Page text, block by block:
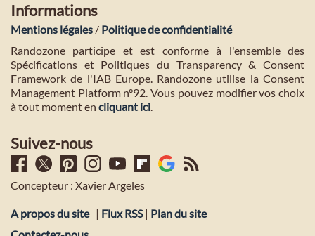
Informations
Mentions légales / Politique de confidentialité
Randozone participe et est conforme à l'ensemble des
Spécifications et Politiques du Transparency & Consent
Framework de l'IAB Europe. Randozone utilise la Consent
Management Platform n°92. Vous pouvez modifier vos choix
à tout moment en cliquant ici.
Suivez-nous
Concepteur : Xavier Argeles
A propos du site | Flux RSS| Plan du site